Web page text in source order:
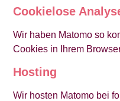
Cookielose
Wir haben Matomo so
Cookies in Ihrem
Hosting
Wir hosten Matomo bei